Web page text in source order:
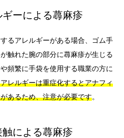
ーによる蕁麻疹
るアレルギーがある場合、ゴム手
触れた腕の部分に蕁麻疹が生じる
頻繁に手袋を使用する職業の方に
レルギーは重症化するとアナフィ
あるため、注意が必要です。
による蕁麻疹